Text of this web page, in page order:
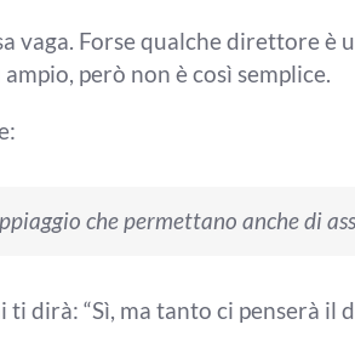
vaga. Forse qualche direttore è
ampio, però non ècosì semplice.
chepermettano anche di
ti dirà: “Sì, ma tantoci penserà il